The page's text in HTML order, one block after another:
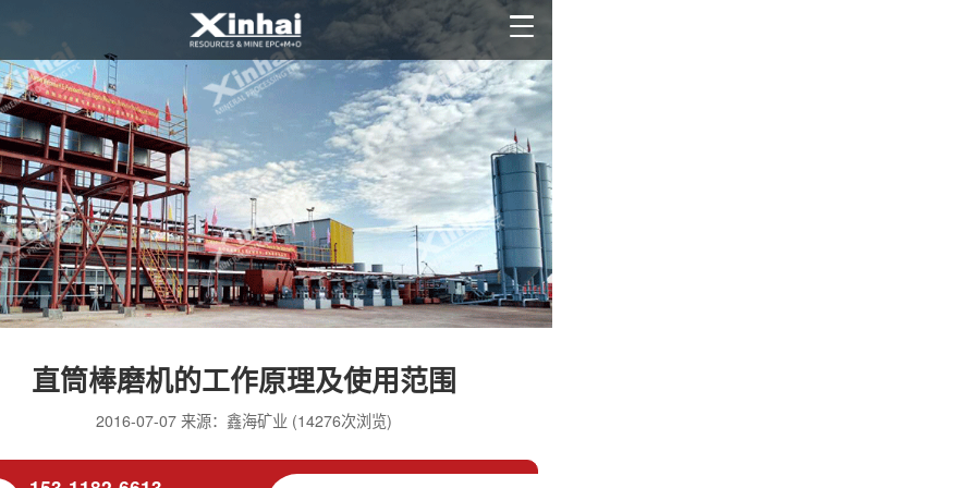
直筒棒磨机的工作原理及使用范围
2016-07-07 来源：鑫海矿业 (14276次浏览)